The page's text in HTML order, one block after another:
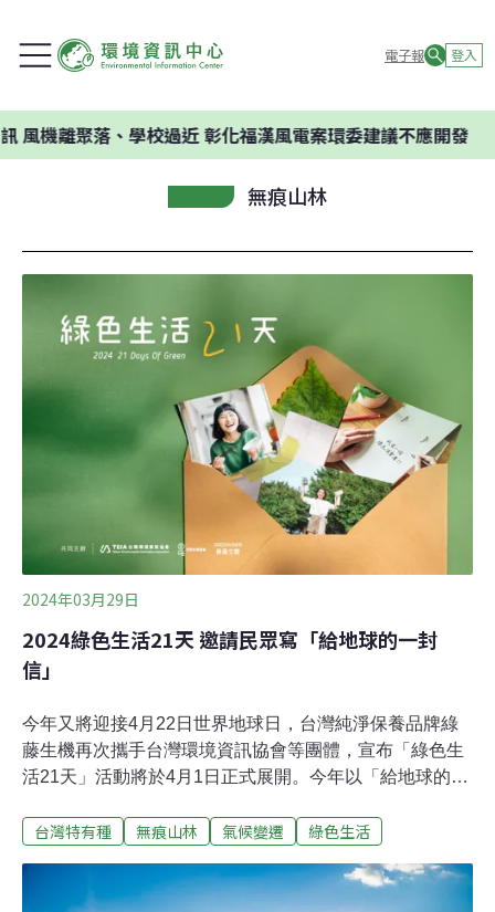
電子報 登入
落、學校過近 彰化福漢風電案環委建議不應開發
無痕山林
2024年03月29日
2024綠色生活21天 邀請民眾寫「給地球的一封
信」
今年又將迎接4月22日世界地球日，台灣純淨保養品牌綠
藤生機再次攜手台灣環境資訊協會等團體，宣布「綠色生
活21天」活動將於4月1日正式展開。今年以「給地球的一
藝人聯名，並運用創意串連古今中外名人，以及超過百間
下給地球的話。串聯古今名人、參與民眾 共同撰寫給地球
台灣特有種 無痕山林 氣候變遷 綠色生活